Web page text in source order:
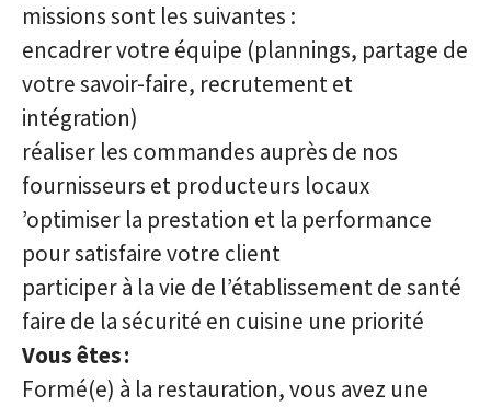
missions sont les suivantes :
encadrer votre équipe (plannings, partage de
votre savoir-faire, recrutement et
intégration)
réaliser les commandes auprès de nos
fournisseurs et producteurs locaux
’optimiser la prestation et la performance
pour satisfaire votre client
participer à la vie de l’établissement de santé
faire de la sécurité en cuisine une priorité
Vous êtes:
Formé(e) à la restauration, vous avez une